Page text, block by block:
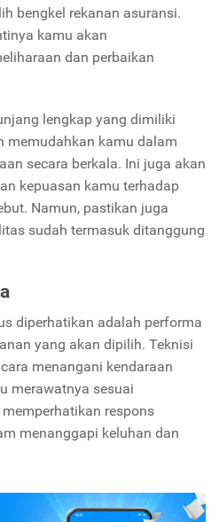
bengkel rekanan asuransi.
kamu akan
dan perbaikan
lengkap yang dimiliki
memudahkan kamu dalam
secara berkala. Ini juga akan
kepuasan kamu terhadap
Namun, pastikan juga
sudah termasuk ditanggung
diperhatikan adalah performa
yang akan dipilih. Teknisi
menangani kendaraan
merawatnya sesuai
respons
menanggapi keluhan dan